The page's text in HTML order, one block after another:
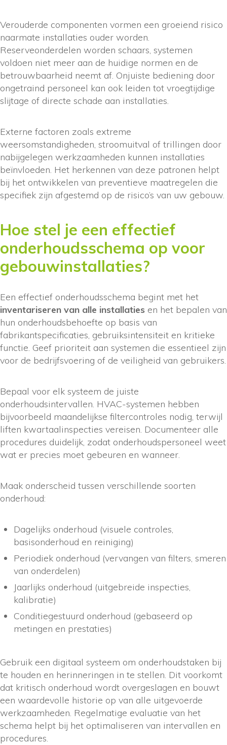
Verouderde componenten vormen een groeiend risico
naarmate installaties ouder worden.
Reserveonderdelen worden schaars, systemen
voldoen niet meer aan de huidige normen en de
betrouwbaarheid neemt af. Onjuiste bediening door
ongetraind personeel kan ook leiden tot vroegtijdige
slijtage of directe schade aan installaties.
Externe factoren zoals extreme
weersomstandigheden, stroomuitval of trillingen door
nabijgelegen werkzaamheden kunnen installaties
beïnvloeden. Het herkennen van deze patronen helpt
bij het ontwikkelen van preventieve maatregelen die
specifiek zijn afgestemd op de risico’s van uw gebouw.
Hoe stel je een effectief
onderhoudsschema op voor
gebouwinstallaties?
Een effectief onderhoudsschema begint met het
inventariseren van alle installaties en het bepalen van
hun onderhoudsbehoefte op basis van
fabrikantspecificaties, gebruiksintensiteit en kritieke
functie. Geef prioriteit aan systemen die essentieel zijn
voor de bedrijfsvoering of de veiligheid van gebruikers.
Bepaal voor elk systeem de juiste
onderhoudsintervallen. HVAC-systemen hebben
bijvoorbeeld maandelijkse filtercontroles nodig, terwijl
liften kwartaalinspecties vereisen. Documenteer alle
procedures duidelijk, zodat onderhoudspersoneel weet
wat er precies moet gebeuren en wanneer.
Maak onderscheid tussen verschillende soorten
onderhoud:
Dagelijks onderhoud (visuele controles,
basisonderhoud en reiniging)
Periodiek onderhoud (vervangen van filters, smeren
van onderdelen)
Jaarlijks onderhoud (uitgebreide inspecties,
kalibratie)
Conditiegestuurd onderhoud (gebaseerd op
metingen en prestaties)
Gebruik een digitaal systeem om onderhoudstaken bij
te houden en herinneringen in te stellen. Dit voorkomt
dat kritisch onderhoud wordt overgeslagen en bouwt
een waardevolle historie op van alle uitgevoerde
werkzaamheden. Regelmatige evaluatie van het
schema helpt bij het optimaliseren van intervallen en
procedures.